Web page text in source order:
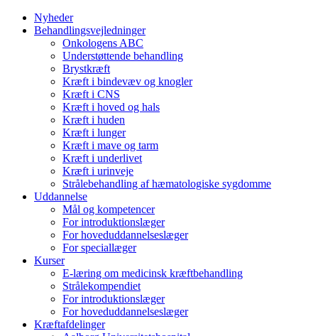
Nyheder
Behandlingsvejledninger
Onkologens ABC
Understøttende behandling
Brystkræft
Kræft i bindevæv og knogler
Kræft i CNS
Kræft i hoved og hals
Kræft i huden
Kræft i lunger
Kræft i mave og tarm
Kræft i underlivet
Kræft i urinveje
Strålebehandling af hæmatologiske sygdomme
Uddannelse
Mål og kompetencer
For introduktionslæger
For hoveduddannelseslæger
For speciallæger
Kurser
E-læring om medicinsk kræftbehandling
Strålekompendiet
For introduktionslæger
For hoveduddannelseslæger
Kræftafdelinger